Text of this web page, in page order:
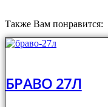
Также Вам понравится:
БРАВО 27Л